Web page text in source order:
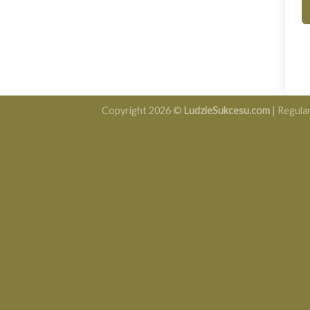
Copyright 2026 © LudzieSukcesu.com |